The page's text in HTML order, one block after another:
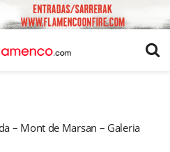
– Mont de Marsan – Galeria